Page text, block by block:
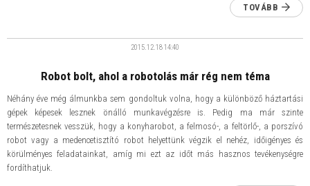
TOVÁBB
​Robot bolt, ahol a robotolás már rég nem téma
2015.12.1814:40
Néhány éve még álmunkba sem gondoltuk volna, hogy a különböző háztartási
gépek képesek lesznek önálló munkavégzésre is. Pedig ma már szinte
természetesnek vesszük, hogy a konyharobot, a felmosó-, a feltörlő-, a porszívó
robot vagy a medencetisztító robot helyettünk végzik el nehéz, időigényes és
körülményes feladatainkat, amíg mi ezt az időt más hasznos tevékenységre
fordíthatjuk.